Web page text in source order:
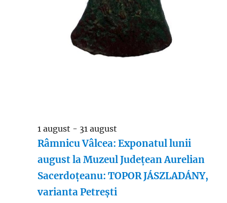
Râmnicu Vâlcea: Exponatul lunii
august la Muzeul Județean Aurelian
Sacerdoțeanu: TOPOR JÁSZLADÁNY,
varianta Petrești
1 august - 31 august